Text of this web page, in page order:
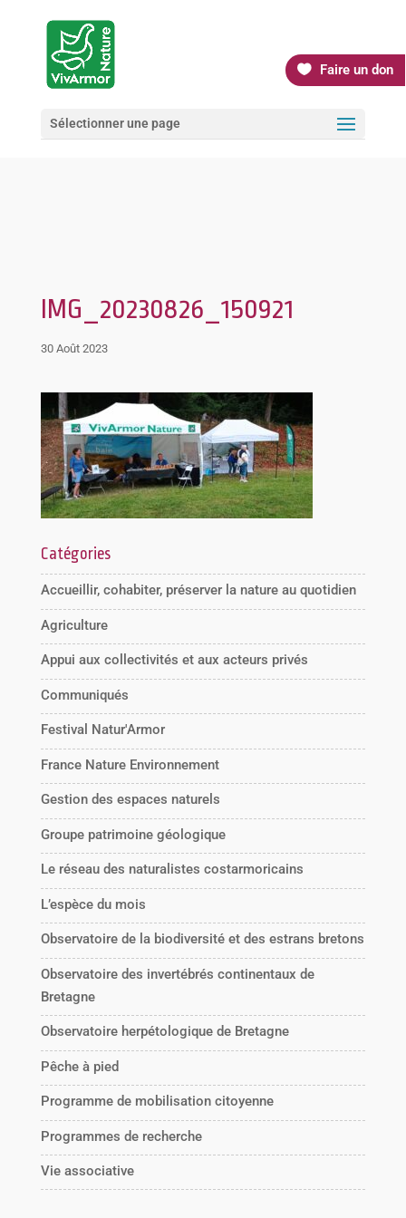
Faire un don
Sélectionner une page
IMG_20230826_150921
30 Août 2023
Catégories
Accueillir, cohabiter, préserver la nature au quotidien
Agriculture
Appui aux collectivités et aux acteurs privés
Communiqués
Festival Natur'Armor
France Nature Environnement
Gestion des espaces naturels
Groupe patrimoine géologique
Le réseau des naturalistes costarmoricains
L’espèce du mois
Observatoire de la biodiversité et des estrans bretons
Observatoire des invertébrés continentaux de
Bretagne
Observatoire herpétologique de Bretagne
Pêche à pied
Programme de mobilisation citoyenne
Programmes de recherche
Vie associative